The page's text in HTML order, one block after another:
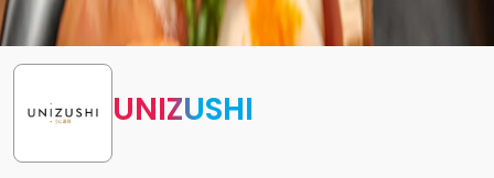
UNIZUSHI